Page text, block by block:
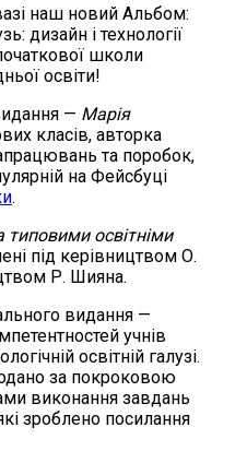
наш новий Альбом:
дизайн і технології
школи
освіти!
— Марія
класів, авторка
та поробок,
на Фейсбуці
.
типовими освітніми
під керівництвом О.
Р. Шияна.
видання —
учнів
освітній галузі.
за покроковою
виконання завдань
зроблено посилання